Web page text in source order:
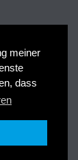
meiner
dass